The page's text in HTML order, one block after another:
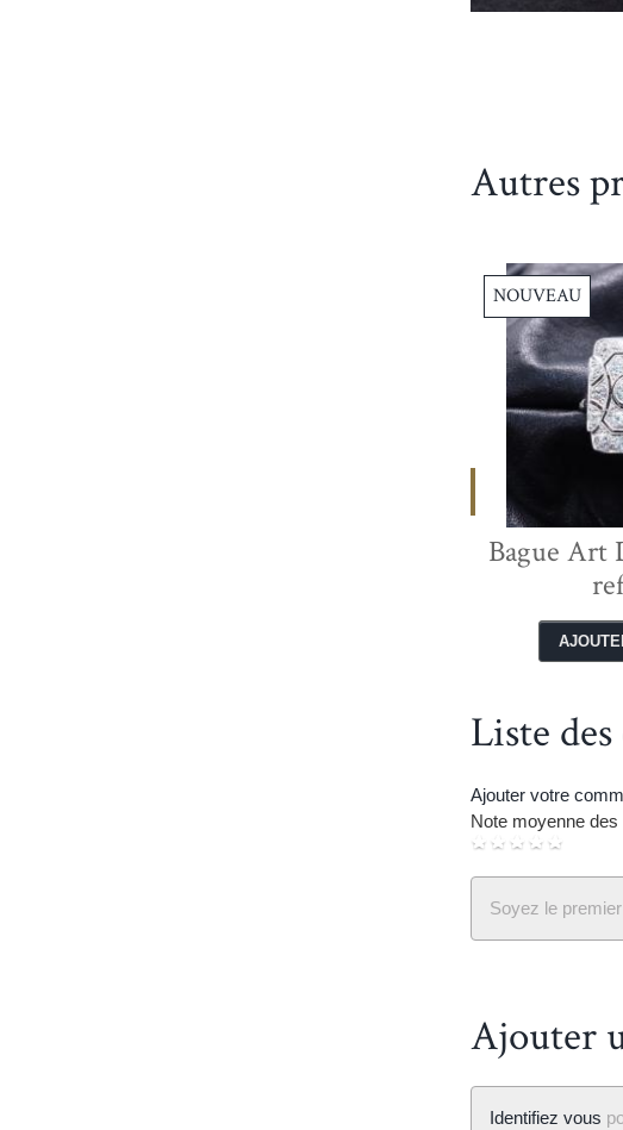
Autres
NOUVEAU
Bague Art
Liste
Ajouter votre
Note moyenne
Soyez le
Ajouter
Identifiez vous